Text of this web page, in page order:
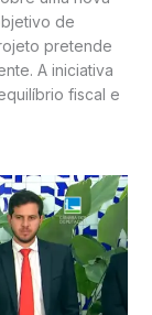
de
pretende
A iniciativa
fiscal e